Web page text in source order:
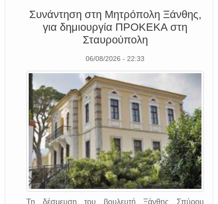
Συνάντηση στη Μητρόπολη Ξάνθης,
για δημιουργία ΠΡΟΚΕΚΑ στη
Σταυρούπολη
06/08/2026 - 22:33
Τη δέσμευση του βουλευτή Ξάνθης Σπύρου